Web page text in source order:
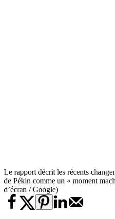
Le rapport décrit les récents
de Pékin comme un « moment
d’écran / Google)